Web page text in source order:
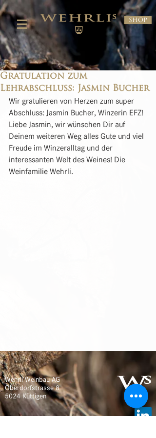
Shop
Gratulation zum
Lehrabschluss: Jasmin Bucher
Wir gratulieren von Herzen zum super
Abschluss: Jasmin Bucher, Winzerin EFZ!
Liebe Jasmin, wir wünschen Dir auf
Deinem weiteren Weg alles Gute und viel
Freude im Winzeralltag und der
interessanten Welt des Weines! Die
Weinfamilie Wehrli.
Wehrli Weinbau AG
Oberdorfstrasse 8
5024 Küttigen